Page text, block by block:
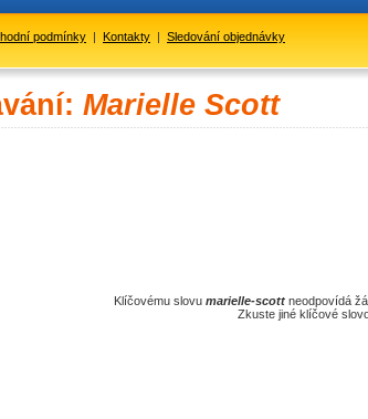
podmínky | Kontakty | Sledování objednávky
Marielle Scott
Klíčovému slovu marielle-scott neodpovídá
Zkuste jiné klíčové